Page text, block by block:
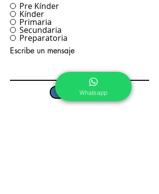
Pre Kínder
Kínder
Primaria
Secundaria
Preparatoria
Escribe un mensaje
Enviar
Whatsapp